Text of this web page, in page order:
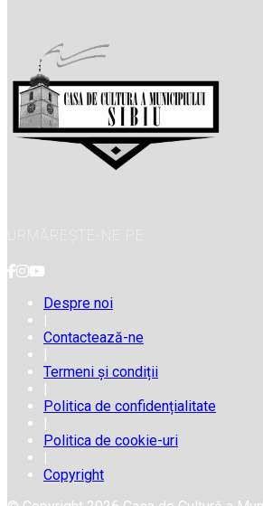
URMĂREȘTE-NE PE
Despre noi
|
Contactează-ne
|
Termeni și condiții
|
Politica de confidențialitate
|
Politica de cookie-uri
|
Copyright